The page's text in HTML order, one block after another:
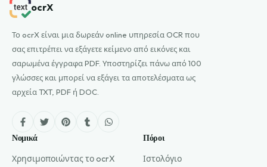
ocrX
Το ocrX είναι μια δωρεάν online υπηρεσία OCR που
σας επιτρέπει να εξάγετε κείμενο από εικόνες και
σαρωμένα έγγραφα PDF. Υποστηρίζει πάνω από 100
γλώσσες και μπορεί να εξάγει τα αποτελέσματα ως
αρχεία TXT, PDF ή DOC.
Νομικά
Χρησιμοποιώντας το ocrX
Πόροι
Ιστολόγιο